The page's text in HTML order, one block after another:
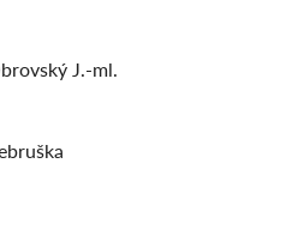
J.-ml.